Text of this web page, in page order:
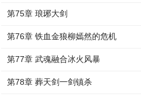
第75章 琅琊大剑
第76章 铁血金狼柳嫣然的危机
第77章 武魂融合冰火风暴
第78章 葬天剑一剑镇杀